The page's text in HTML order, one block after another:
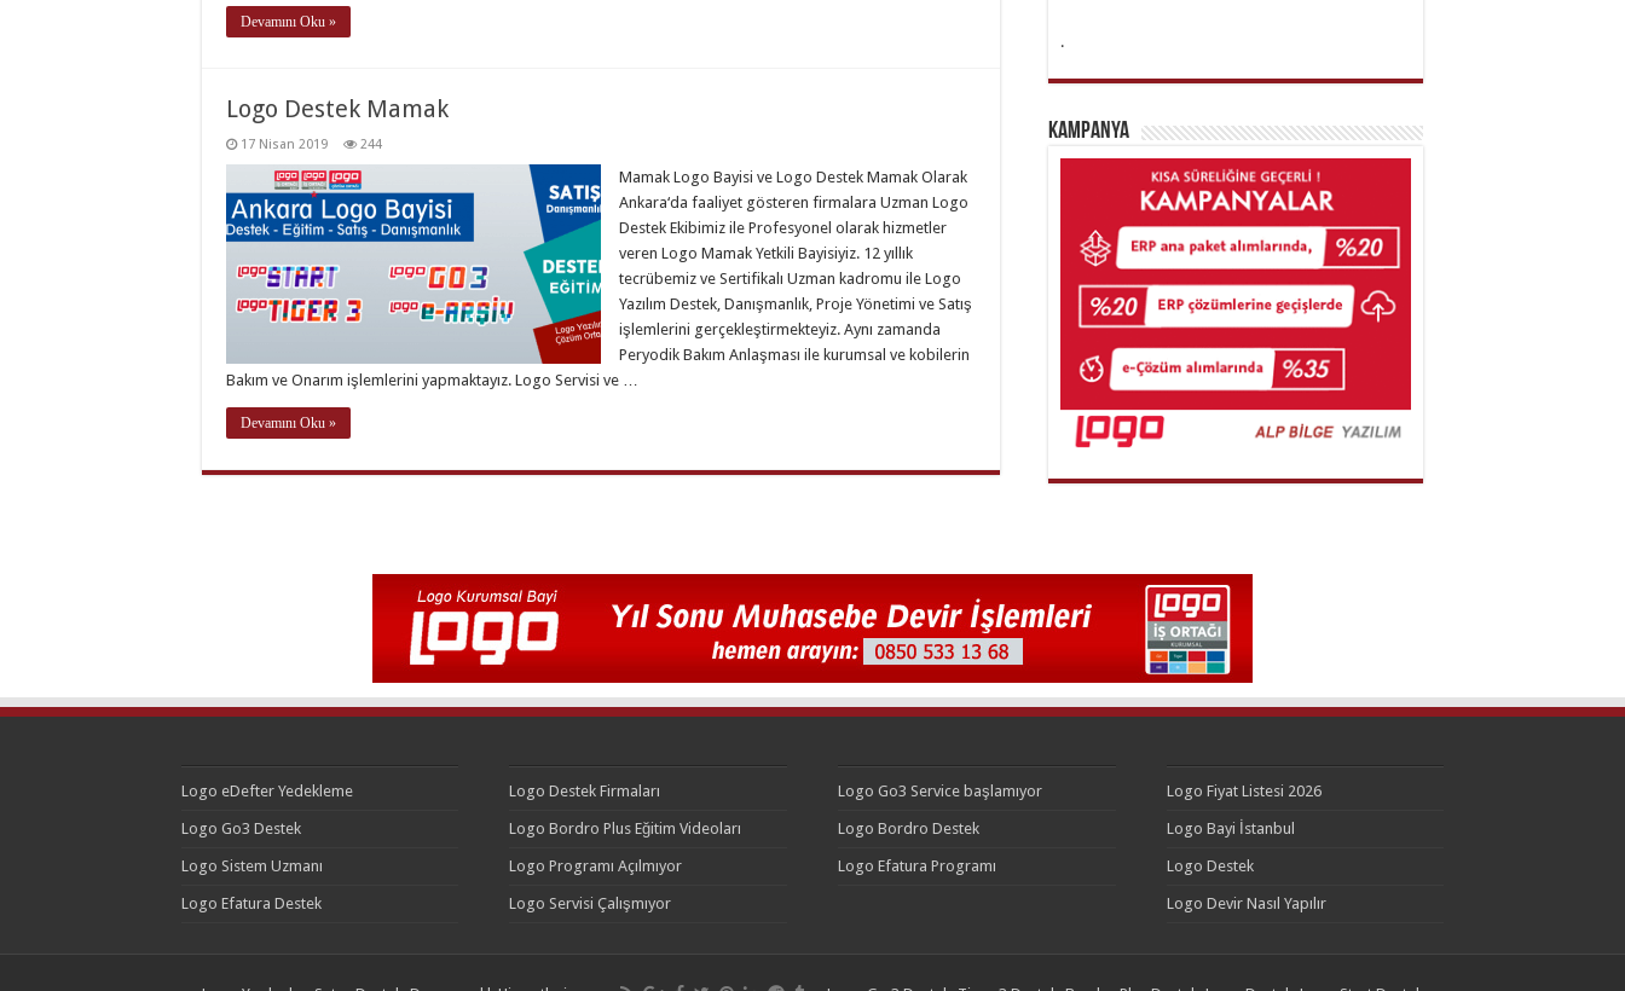
Devamını Oku »
Logo Destek Mamak
17 Nisan 2019 244
Mamak Logo Bayisi ve Logo Destek Mamak Olarak
Ankara‘da faaliyet gösteren firmalara Uzman Logo
Destek Ekibimiz ile Profesyonel olarak hizmetler
veren Logo Mamak Yetkili Bayisiyiz. 12 yıllık
tecrübemiz ve Sertifikalı Uzman kadromu ile Logo
Yazılım Destek, Danışmanlık, Proje Yönetimi ve Satış
işlemlerini gerçekleştirmekteyiz. Aynı zamanda
Peryodik Bakım Anlaşması ile kurumsal ve kobilerin
Bakım ve Onarım işlemlerini yapmaktayız. Logo Servisi ve …
Devamını Oku »
.
Kampanya
Logo eDefter Yedekleme
Logo Go3 Destek
Logo Sistem Uzmanı
Logo Efatura Destek
Logo Destek Firmaları
Logo Bordro Plus Eğitim Videoları
Logo Programı Açılmıyor
Logo Servisi Çalışmıyor
Logo Go3 Service başlamıyor
Logo Bordro Destek
Logo Efatura Programı
Logo Fiyat Listesi 2026
Logo Bayi İstanbul
Logo Destek
Logo Devir Nasıl Yapılır